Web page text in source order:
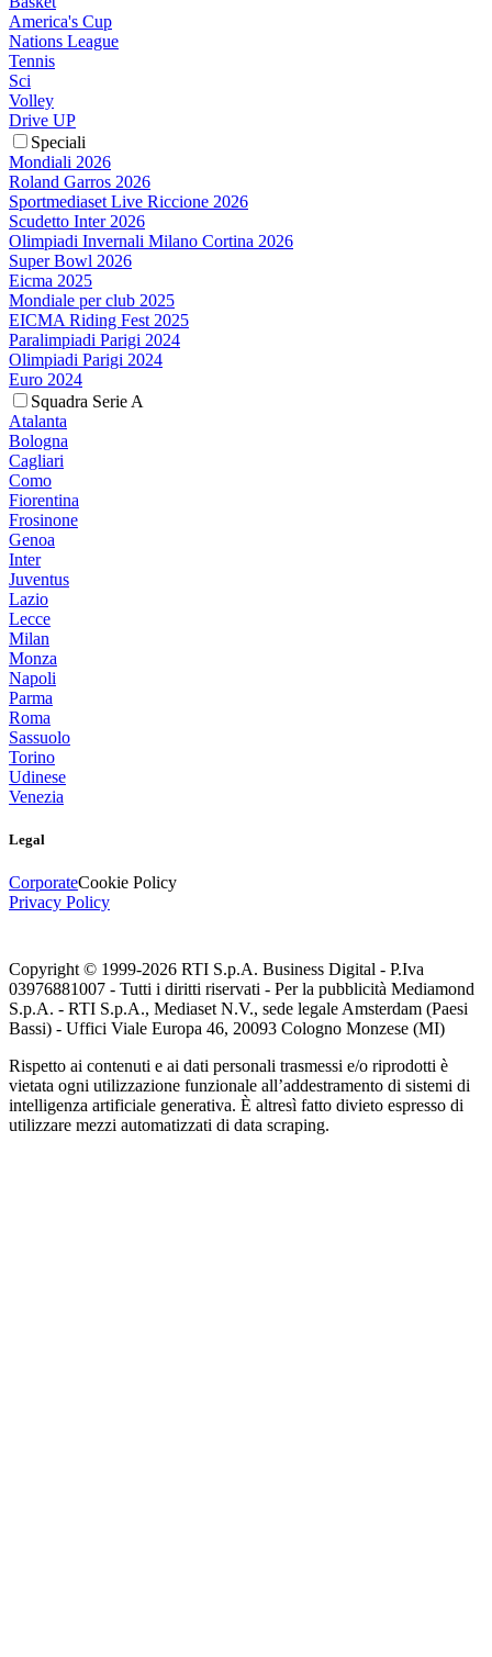
America's Cup
Nations League
Tennis
Sci
Volley
Drive UP
Speciali
Mondiali 2026
Roland Garros 2026
Sportmediaset Live Riccione 2026
Scudetto Inter 2026
Olimpiadi Invernali Milano Cortina 2026
Super Bowl 2026
Eicma 2025
Mondiale per club 2025
EICMA Riding Fest 2025
Paralimpiadi Parigi 2024
Olimpiadi Parigi 2024
Euro 2024
Squadra Serie A
Atalanta
Bologna
Cagliari
Como
Fiorentina
Frosinone
Genoa
Inter
Juventus
Lazio
Lecce
Milan
Monza
Napoli
Parma
Roma
Sassuolo
Torino
Udinese
Venezia
Legal
CorporateCookie Policy
Privacy Policy
Copyright © 1999-2026 RTI S.p.A. Business Digital - P.Iva
03976881007 - Tutti i diritti riservati - Per la pubblicità Mediamond
S.p.A. - RTI S.p.A., Mediaset N.V., sede legale Amsterdam (Paesi
Bassi) - Uffici Viale Europa 46, 20093 Cologno Monzese (MI)
Rispetto ai contenuti e ai dati personali trasmessi e/o riprodotti è
vietata ogni utilizzazione funzionale all’addestramento di sistemi di
intelligenza artificiale generativa. È altresì fatto divieto espresso di
utilizzare mezzi automatizzati di data scraping.